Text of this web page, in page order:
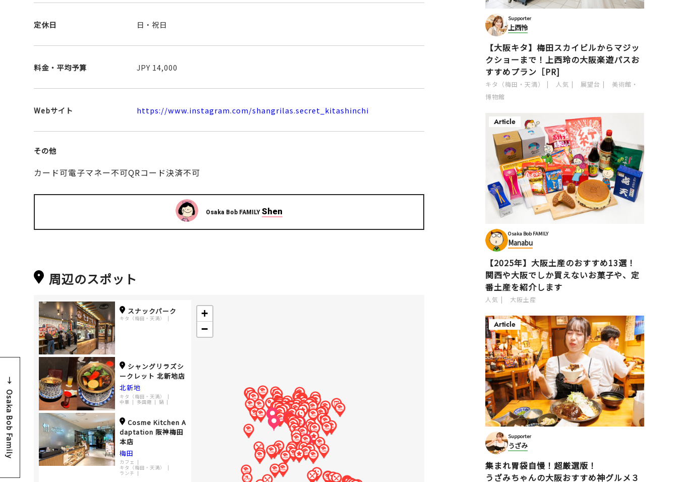
Osaka Bob Family
定休日 日・祝日
料金・平均予算 JPY 14,000
Webサイト https://www.instagram.com/shangrilas.secret_kitashinchi
その他
カード可電子マネー不可QRコード決済不可
Osaka Bob FAMILYShen
周辺のスポット
+
−
スナックパーク
キタ（梅田・天満）
シャングリラズシ
ークレット 北新地店
北新地
キタ（梅田・天満）
中華 多国籍 鍋
Cosme Kitchen A
daptation 阪神梅田
本店
梅田
カフェ
キタ（梅田・天満）
ランチ
Supporter
上西怜
【大阪キタ】梅田スカイビルからマジッ
クショーまで！上西玲の大阪楽遊パスお
すすめプラン［PR]
キタ（梅田・天満） 人気 展望台
美術館・
博物館
Article
Osaka Bob FAMILY
Manabu
【2025年】大阪土産のおすすめ13選！
関西や大阪でしか買えないお菓子や、定
番土産を紹介します
人気 大阪土産
Article
Supporter
うざみ
集まれ胃袋自慢！超厳選版！
うざみちゃんの大阪おすすめ神グルメ３